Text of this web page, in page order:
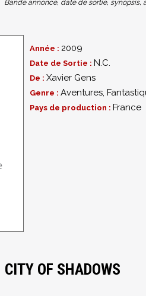
Bande annonce, date de sortie, synopsis,
Année : 2009
Date de Sortie : N.C.
De : Xavier Gens
Genre : Aventures,
Pays de production : France
OF SHADOWS